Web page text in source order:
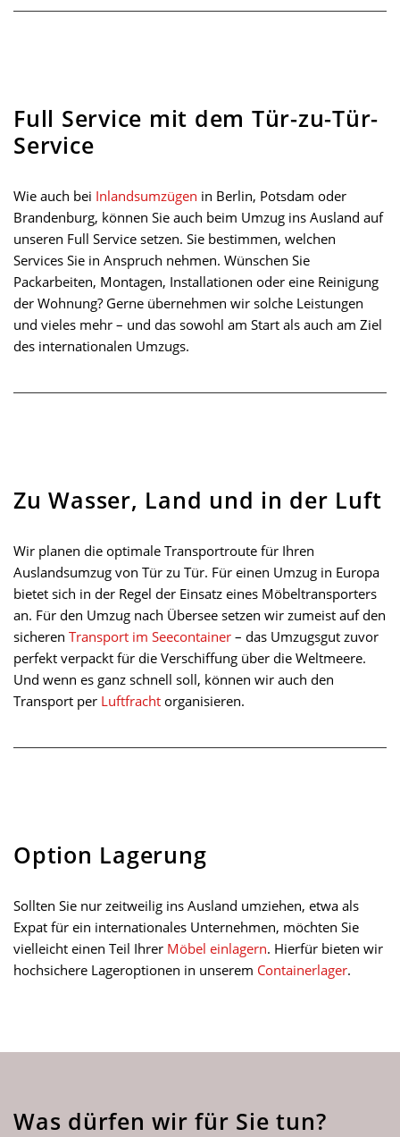
Full Service mit dem Tür-zu-Tür-
Service
Wie auch bei Inlandsumzügen in Berlin, Potsdam oder
Brandenburg, können Sie auch beim Umzug ins Ausland auf
unseren Full Service setzen. Sie bestimmen, welchen
Services Sie in Anspruch nehmen. Wünschen Sie
Packarbeiten, Montagen, Installationen oder eine Reinigung
der Wohnung? Gerne übernehmen wir solche Leistungen
und vieles mehr – und das sowohl am Start als auch am Ziel
des internationalen Umzugs.
Zu Wasser, Land und in der Luft
Wir planen die optimale Transportroute für Ihren
Auslandsumzug von Tür zu Tür. Für einen Umzug in Europa
bietet sich in der Regel der Einsatz eines Möbeltransporters
an. Für den Umzug nach Übersee setzen wir zumeist auf den
sicheren Transport im Seecontainer – das Umzugsgut zuvor
perfekt verpackt für die Verschiffung über die Weltmeere.
Und wenn es ganz schnell soll, können wir auch den
Transport per Luftfracht organisieren.
Option Lagerung
Sollten Sie nur zeitweilig ins Ausland umziehen, etwa als
Expat für ein internationales Unternehmen, möchten Sie
vielleicht einen Teil Ihrer Möbel einlagern. Hierfür bieten wir
hochsichere Lageroptionen in unserem Containerlager.
Was dürfen wir für Sie tun?